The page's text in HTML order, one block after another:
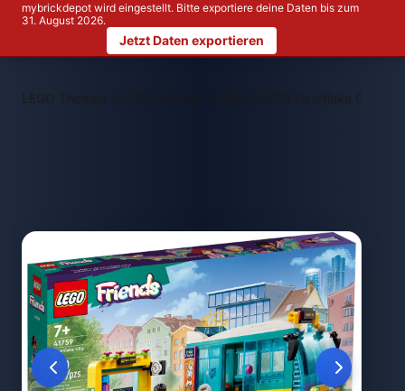
mybrickdepot wird eingestellt. Bitte exportiere deine Daten bis zum
31. August 2026.
Jetzt Daten exportieren
LEGO Themen > LEGO 41759 Heartlake City